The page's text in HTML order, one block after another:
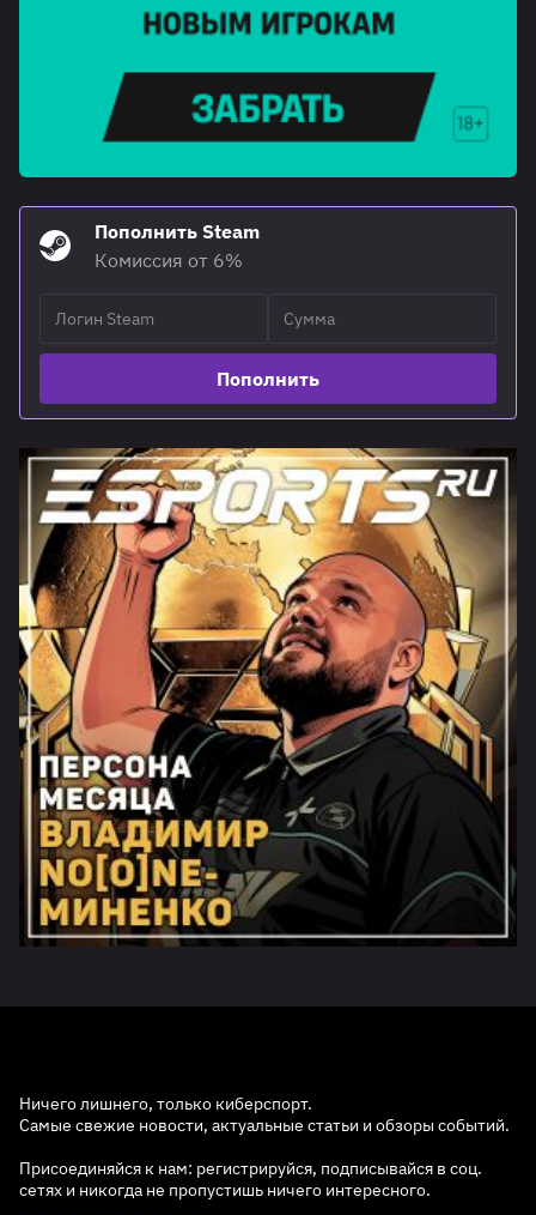
Пополнить Steam
Комиссия от 6%
Пополнить
Ничего лишнего, только киберспорт.
Самые свежие новости, актуальные статьи и обзоры событий.
Присоединяйся к нам: регистрируйся, подписывайся в соц.
сетях и никогда не пропустишь ничего интересного.